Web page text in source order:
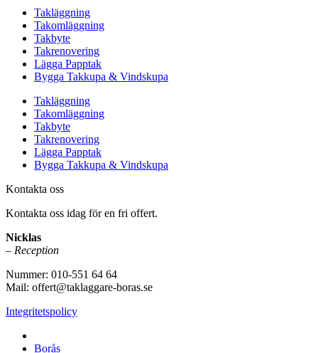
Takläggning
Takomläggning
Takbyte
Takrenovering
Lägga Papptak
Bygga Takkupa & Vindskupa
Takläggning
Takomläggning
Takbyte
Takrenovering
Lägga Papptak
Bygga Takkupa & Vindskupa
Kontakta oss
Kontakta oss idag för en fri offert.
Nicklas
– Reception
Nummer: 010-551 64 64
Mail: offert@taklaggare-boras.se
Integritetspolicy
Borås